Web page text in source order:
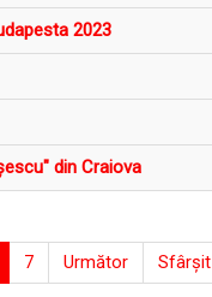
2023
din Craiova
7 Următor Sfârșit